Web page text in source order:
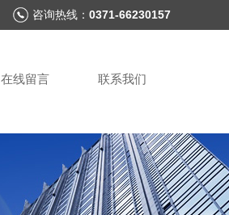
咨询热线： 0371-66230157
在线留言 联系我们